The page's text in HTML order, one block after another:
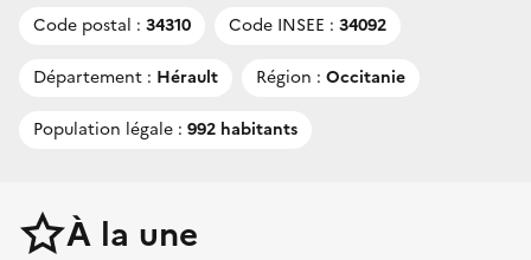
Code postal : 34310 Code INSEE : 34092
Département : Hérault Région : Occitanie
Population légale : 992 habitants
À la une